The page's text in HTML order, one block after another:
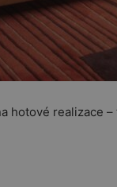
hotové realizace